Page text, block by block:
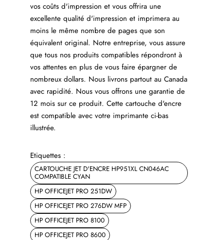
vos coûts d'impression et vous offrira une
excellente qualité d'impression et imprimera au
moins le même nombre de pages que son
équivalent original. Notre entreprise, vous assure
que tous nos produits compatibles répondront à
vos attentes en plus de vous faire épargner de
nombreux dollars. Nous livrons partout au Canada
avec rapidité. Nous vous offrons une garantie de
12 mois sur ce produit. Cette cartouche d'encre
est compatible avec votre imprimante ci-bas
illustrée.
Etiquettes :
CARTOUCHE JET D'ENCRE HP951XL CN046AC
COMPATIBLE CYAN
HP OFFICEJET PRO 251DW
HP OFFICEJET PRO 276DW MFP
HP OFFICEJET PRO 8100
HP OFFICEJET PRO 8600